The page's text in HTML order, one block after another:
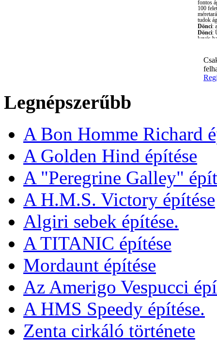
Legnépszerűbb
A Bon Homme Richard
A Golden Hind építése
A "Peregrine Galley"
A H.M.S. Victory építése
Algiri sebek építése.
A TITANIC építése
Mordaunt építése
Az Amerigo Vespucci
A HMS Speedy építése.
Zenta cirkáló története